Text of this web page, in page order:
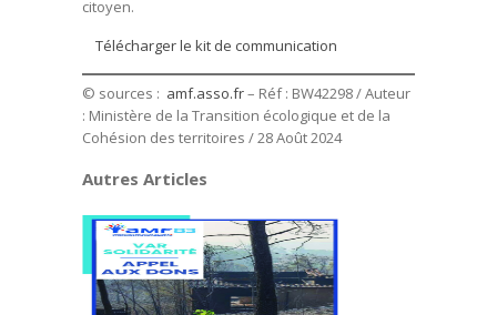
citoyen.
Télécharger le kit de communication
© sources : amf.asso.fr– Réf : BW42298 / Auteur
: Ministère de la Transition écologique et de la
Cohésion des territoires / 28 Août 2024
Autres Articles